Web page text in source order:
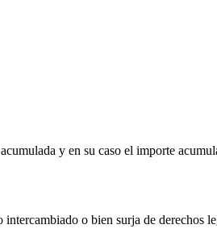
y en su caso el importe
o bien surja de derechos